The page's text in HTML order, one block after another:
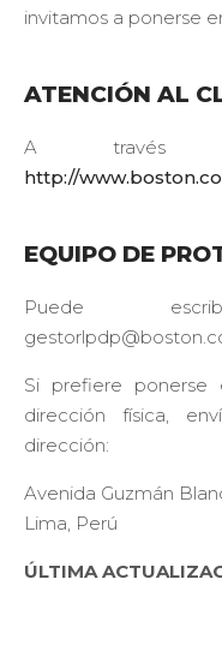
invitamos a ponerse
ATENCIÓN AL
A través
http://
EQUIPO DE
Puede
Si prefiere
dirección física,
dirección:
Avenida Guzmán
Lima, Perú
ÚLTIMA